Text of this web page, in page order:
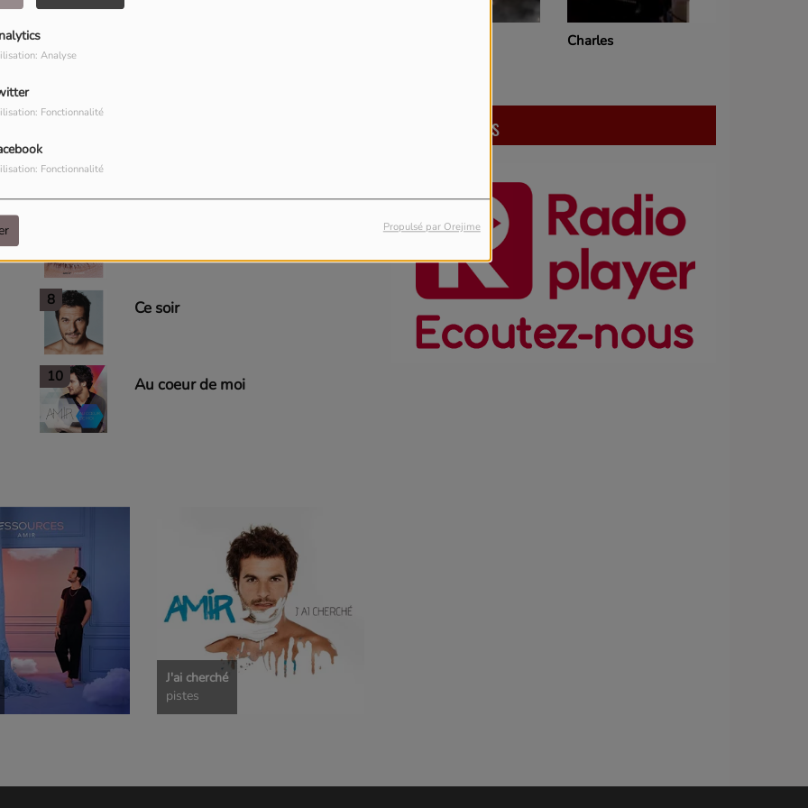
Analyse
Fonctionnalité
Fonctionnalité
Propulsé par Orejime
8 Ce soir
10 Au coeur de moi
J'ai cherché
pistes
séverine Charles
écoutez nous